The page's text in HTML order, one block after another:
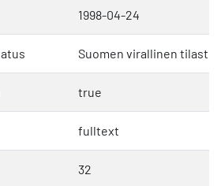
1998-04-24
Suomen virallinen tilasto
true
fulltext
32